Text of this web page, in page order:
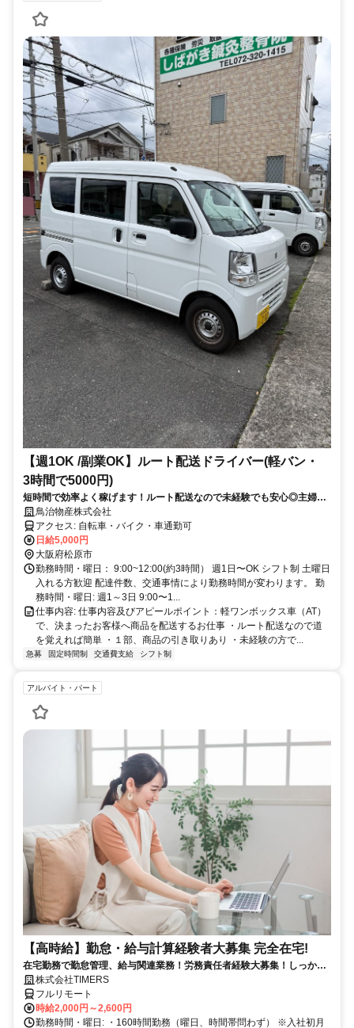
【週1OK /副業OK】ルート配送ドライバー(軽バン・
3時間で5000円)
短時間で効率よく稼げます！ルート配送なので未経験でも安心◎主婦・
副業・シニア歓迎！
鳥治物産株式会社
アクセス: 自転車・バイク・車通勤可
日給5,000円
大阪府松原市
勤務時間・曜日： 9:00~12:00(約3時間） 週1日〜OK シフト制 土曜日
入れる方歓迎 配達件数、交通事情により勤務時間が変わります。 勤
務時間・曜日: 週1～3日 9:00〜1...
仕事内容: 仕事内容及びアピールポイント： ​軽ワンボックス車（AT）
で、決まったお客様へ商品を配送するお仕事 ・ルート配送なので道
を覚えれば簡単 ・１部、商品の引き取りあり ・未経験の方で...
急募 固定時間制 交通費支給 シフト制
アルバイト・パート
【高時給】勤怠・給与計算経験者大募集 完全在宅!
在宅勤務で勤怠管理、給与関連業務！労務責任者経験大募集！しっかり
稼ぎたい方、注目！
株式会社TIMERS
フルリモート
時給2,000円～2,600円
勤務時間・曜日: ・160時間勤務（曜日、時間帯問わず） ※入社初月